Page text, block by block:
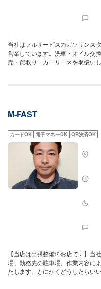
当社はフルサービスのガソリンス
営業しています。洗車・オイル交
売・買取り・カーリースを取扱い
M-FAST
カードOK 電子マネーOK QR決済OK
【当店は出張整備のお店です】当
場、勤務先の駐車場、作業内容に
たします。とにかくどうしたらい